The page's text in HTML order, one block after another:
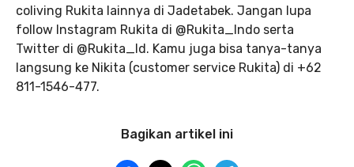
coliving Rukita lainnya di Jadetabek. Jangan lupa
follow Instagram Rukita di @Rukita_Indo serta
Twitter di @Rukita_Id. Kamu juga bisa tanya-tanya
langsung ke Nikita (customer service Rukita) di +62
811-1546-477.
Bagikan artikel ini